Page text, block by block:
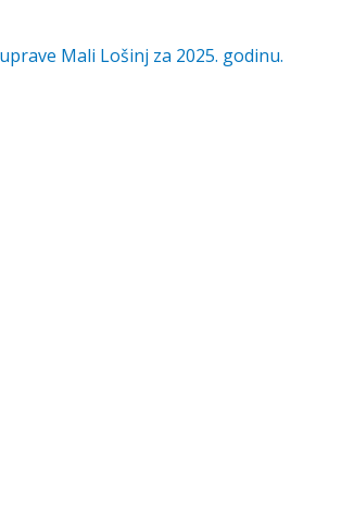
Mali Lošinj za 2025. godinu.